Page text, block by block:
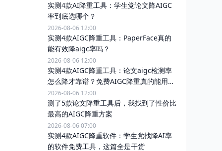
实测4款AI降重工具：学生党论文降AIGC
率到底选哪个？
2026-08-06 12:00
实测4款AIGC降重工具：PaperFace真的
能有效降aigc率吗？
2026-08-06 12:00
实测4款AIGC降重工具：论文aigc检测率
怎么降才靠谱？免费AIGC降重真的能用
吗？
2026-08-06 12:00
测了5款论文降重工具后，我找到了性价比
最高的AIGC降重方案
2026-08-06 07:00
实测4款AIGC降重软件：学生党找降AI率
的软件免费工具，这篇全是干货